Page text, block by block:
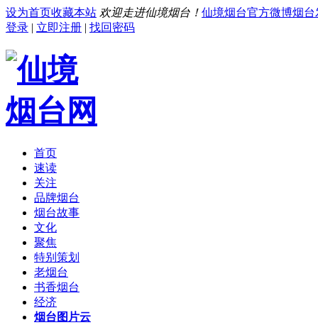
设为首页收藏本站 欢迎走进仙境烟台！ 仙境烟台官方微博烟台
登录 | 立即注册 | 找回密码
首页
速读
关注
品牌烟台
烟台故事
文化
聚焦
特别策划
老烟台
书香烟台
经济
烟台图片云